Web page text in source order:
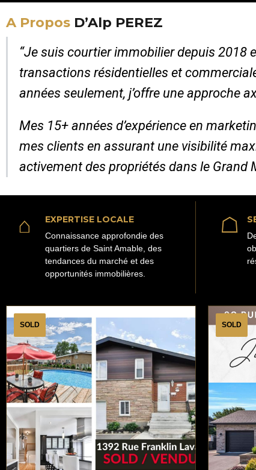
A Propos D’Alp PEREZ
“Je suis courtier immobilier depuis 2018
transactions résidentielles et
années seulement, j’offre une approche
Mes 15+ années d’expérience en
mes clients en assurant une visibilité
activement des propriétés dans le Grand
⌂ EXPERTISE LOCALE
Connaissance approfondie des
quartiers de Saint Amable, des
tendances du marché et des
opportunités immobilières.
☖
SOLD SOLD